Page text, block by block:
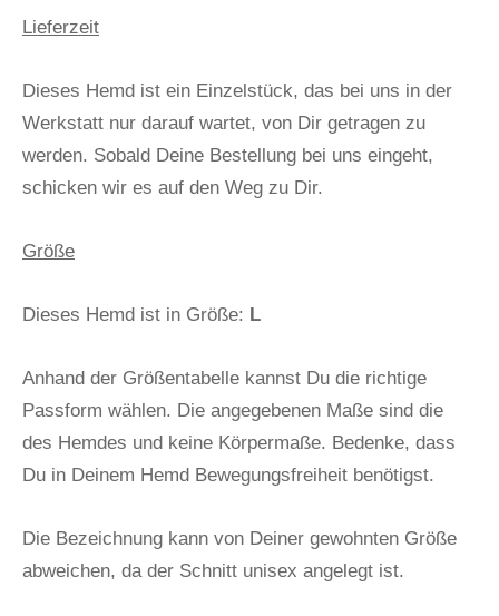
Lieferzeit
Dieses Hemd ist ein Einzelstück, das bei uns in der
Werkstatt nur darauf wartet, von Dir getragen zu
werden. Sobald Deine Bestellung bei uns eingeht,
schicken wir es auf den Weg zu Dir.
Größe
Dieses Hemd ist in Größe: L
Anhand der Größentabelle kannst Du die richtige
Passform wählen. Die angegebenen Maße sind die
des Hemdes und keine Körpermaße. Bedenke, dass
Du in Deinem Hemd Bewegungsfreiheit benötigst.
Die Bezeichnung kann von Deiner gewohnten Größe
abweichen, da der Schnitt unisex angelegt ist.